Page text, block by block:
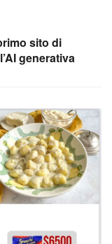
sito di
generativa